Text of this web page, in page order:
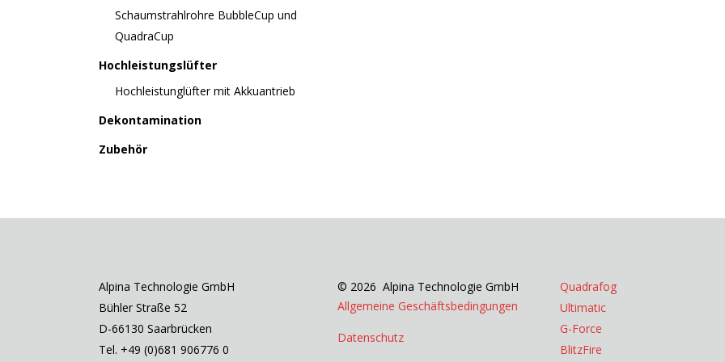
Schaumstrahlrohre BubbleCup und
QuadraCup
Hochleistungslüfter
Hochleistunglüfter mit Akkuantrieb
Dekontamination
Zubehör
Alpina Technologie GmbH
Bühler Straße 52
D-66130 Saarbrücken
Tel. +49 (0)681 906776 0
© 2026 Alpina Technologie GmbH
Allgemeine Geschäftsbedingungen
Datenschutz
Quadrafog
Ultimatic
G-Force
BlitzFire